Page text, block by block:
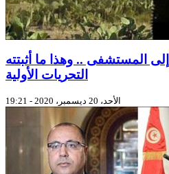
المستشفى .. وهذا ما أثبتته
التحريات الأولية
الأحد، 20 ديسمبر، 2020 - 19:21